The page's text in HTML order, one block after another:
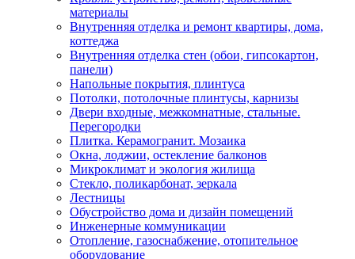
материалы
Внутренняя отделка и ремонт квартиры, дома,
коттеджа
Внутренняя отделка стен (обои, гипсокартон,
панели)
Напольные покрытия, плинтуса
Потолки, потолочные плинтусы, карнизы
Двери входные, межкомнатные, стальные.
Перегородки
Плитка. Керамогранит. Мозаика
Окна, лоджии, остекление балконов
Микроклимат и экология жилища
Стекло, поликарбонат, зеркала
Лестницы
Обустройство дома и дизайн помещений
Инженерные коммуникации
Отопление, газоснабжение, отопительное
оборудование